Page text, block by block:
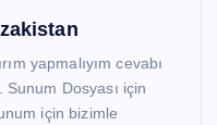
yapmalıyım cevabı
Dosyası için
için bizimle